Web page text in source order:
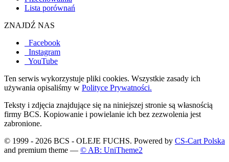
Lista porównań
ZNAJDŹ NAS
Facebook
Instagram
YouTube
Ten serwis wykorzystuje pliki cookies. Wszystkie zasady ich
używania opisaliśmy w Polityce Prywatności.
Teksty i zdjęcia znajdujące się na niniejszej stronie są własnością
firmy BCS. Kopiowanie i powielanie ich bez zezwolenia jest
zabronione.
© 1999 - 2026 BCS - OLEJE FUCHS. Powered by CS-Cart Polska
and premium theme — © AB: UniTheme2